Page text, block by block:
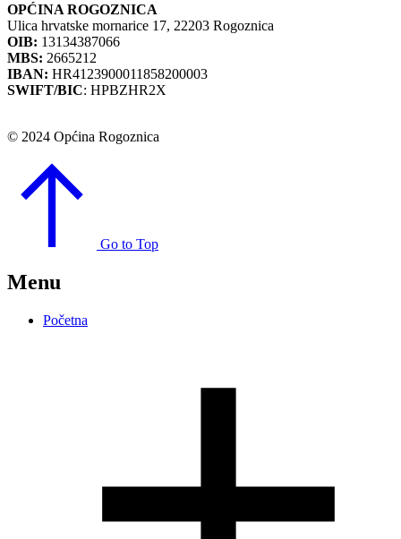
OPĆINA ROGOZNICA
Ulica hrvatske mornarice 17, 22203 Rogoznica
OIB: 13134387066
MBS: 2665212
IBAN: HR4123900011858200003
SWIFT/BIC: HPBZHR2X
© 2024 Općina Rogoznica
Go to Top
Menu
Početna